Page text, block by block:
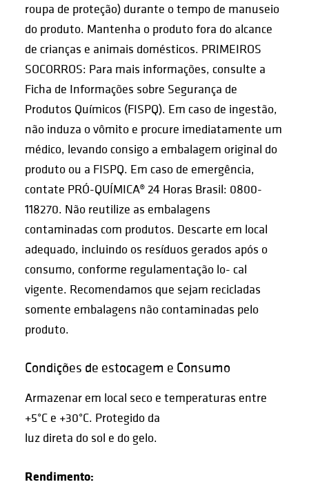
roupa de proteção) durante o tempo de manuseio
do produto. Mantenha o produto fora do alcance
de crianças e animais domésticos. PRIMEIROS
SOCORROS: Para mais informações, consulte a
Ficha de Informações sobre Segurança de
Produtos Químicos (FISPQ). Em caso de ingestão,
não induza o vômito e procure imediatamente um
médico, levando consigo a embalagem original do
produto ou a FISPQ. Em caso de emergência,
contate PRÓ-QUÍMICA® 24 Horas Brasil: 0800-
118270. Não reutilize as embalagens
contaminadas com produtos. Descarte em local
adequado, incluindo os resíduos gerados após o
consumo, conforme regulamentação lo- cal
vigente. Recomendamos que sejam recicladas
somente embalagens não contaminadas pelo
produto.
Condições de estocagem e Consumo
Armazenar em local seco e temperaturas entre
+5°C e +30°C. Protegido da
luz direta do sol e do gelo.
Rendimento: